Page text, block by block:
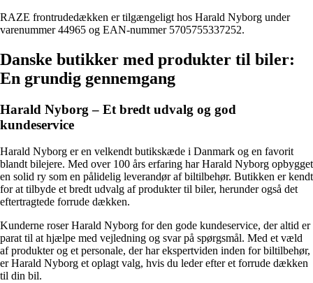
RAZE frontrudedækken er tilgængeligt hos Harald Nyborg under
varenummer 44965 og EAN-nummer 5705755337252.
Danske butikker med produkter til biler:
En grundig gennemgang
Harald Nyborg – Et bredt udvalg og god
kundeservice
Harald Nyborg er en velkendt butikskæde i Danmark og en favorit
blandt bilejere. Med over 100 års erfaring har Harald Nyborg opbygget
en solid ry som en pålidelig leverandør af biltilbehør. Butikken er kendt
for at tilbyde et bredt udvalg af produkter til biler, herunder også det
eftertragtede forrude dækken.
Kunderne roser Harald Nyborg for den gode kundeservice, der altid er
parat til at hjælpe med vejledning og svar på spørgsmål. Med et væld
af produkter og et personale, der har ekspertviden inden for biltilbehør,
er Harald Nyborg et oplagt valg, hvis du leder efter et forrude dækken
til din bil.